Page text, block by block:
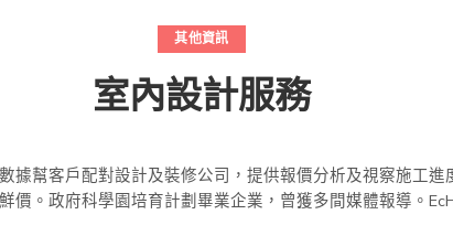
其他資訊
室內設計服務
據幫客戶配對設計及裝修公司，提供報價分析及視察施工
。政府科學園培育計劃畢業企業，曾獲多間媒體報導。